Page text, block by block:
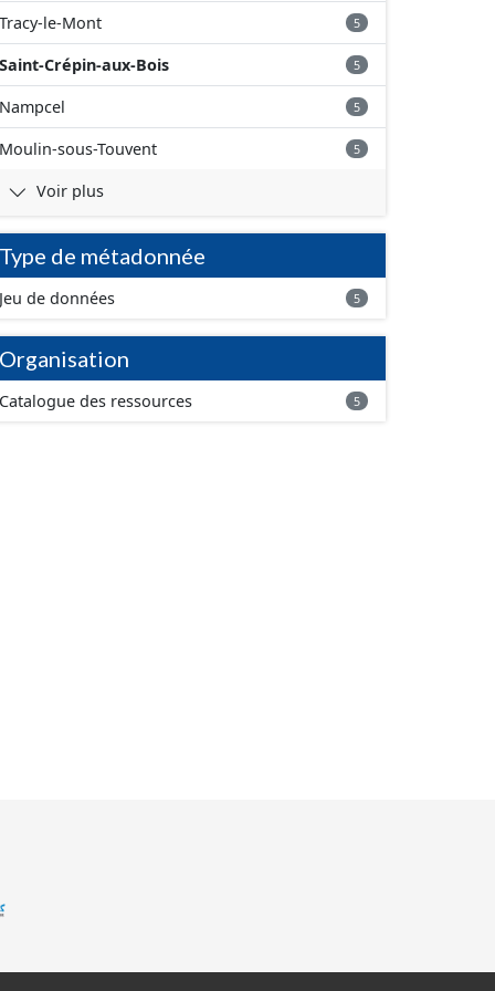
Tracy-le-Mont 5
Saint-Crépin-aux-Bois 5
Nampcel 5
Moulin-sous-Touvent 5
Voir plus
Type de métadonnée
Jeu de données 5
Organisation
Catalogue des ressources 5